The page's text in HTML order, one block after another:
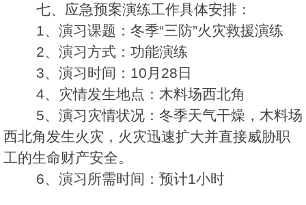
七、应急预案演练工作具体安排：
1、演习课题：冬季“三防”火灾救援演练
2、演习方式：功能演练
3、演习时间：10月28日
4、灾情发生地点：木料场西北角
5、演习灾情状况：冬季天气干燥，木料场
西北角发生火灾，火灾迅速扩大并直接威胁职
工的生命财产安全。
6、演习所需时间：预计1小时